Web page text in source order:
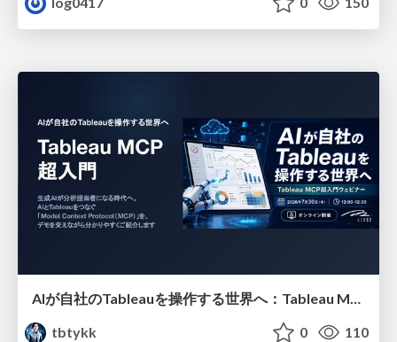
AIが自社のTableauを操作する世界へ：Tableau MCP超入門
tbtykk
0 110